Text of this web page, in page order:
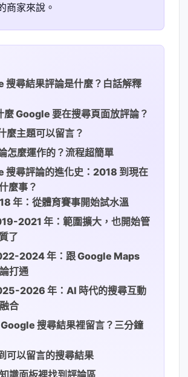
商家來說。
搜尋結果評論是什麼？白話解釋
麼 Google 要在搜尋頁面放評論？
麼主題可以留言？
怎麼運作的？流程超簡單
搜尋評論的進化史：2018 到現在
麼事？
年：從體育賽事開始試水溫
2021 年：範圍擴大，也開始管
了
2024 年：跟 Google Maps
打通
2026 年：AI 時代的搜尋互動
合
搜尋結果裡留言？三分鐘
可以留言的搜尋結果
識面板裡找到評論區